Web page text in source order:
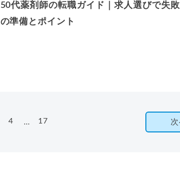
50代薬剤師の転職ガイド｜求人選びで失
の準備とポイント
4 … 17